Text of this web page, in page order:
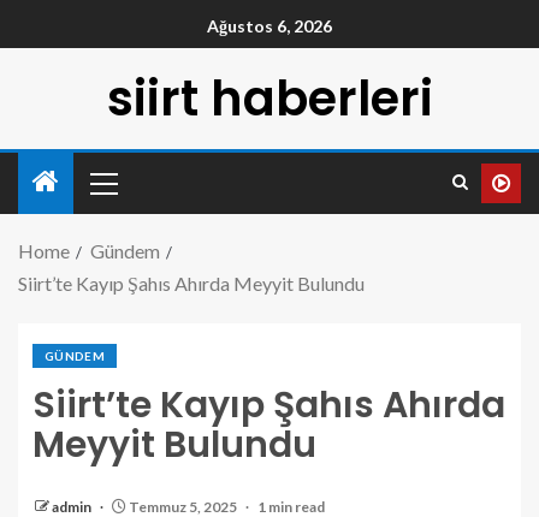
Ağustos 6, 2026
siirt haberleri
Home
Gündem
Siirt’te Kayıp Şahıs Ahırda Meyyit Bulundu
GÜNDEM
Siirt’te Kayıp Şahıs Ahırda
Meyyit Bulundu
admin Temmuz 5, 2025 1 min read